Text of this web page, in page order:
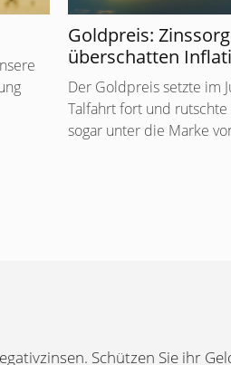
Goldpreis:
überschatten
Der Goldpreis setzte im
Talfahrt fort und rutschte
sogar unter die Marke
Schützen Sie ihr